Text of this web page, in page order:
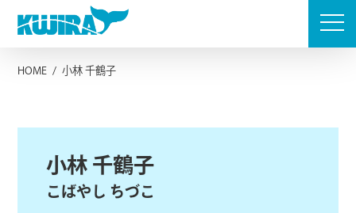
Skip
content
HOME / 小林 千鶴子
小林 千鶴子
こばやし ちづこ